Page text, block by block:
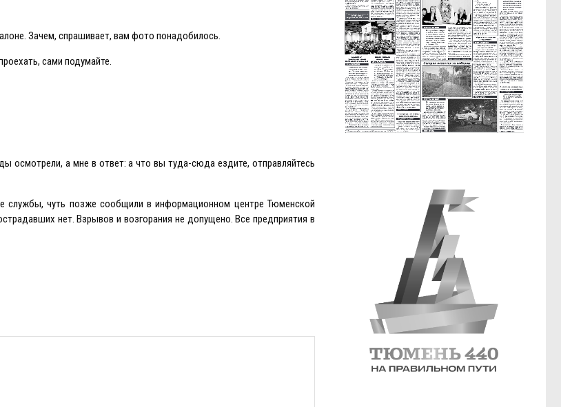
Зачем, спрашивает, вам фото понадобилось.
сами подумайте.
осмотрели, а мне в ответ: а что вы туда-сюда ездите, отправляйтесь
чуть позже сообщили в информационном центре Тюменской
нет. Взрывов и возгорания не допущено. Все предприятия в